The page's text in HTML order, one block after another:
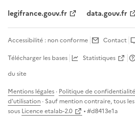
legifrance.gouv.fr
data.gouv.fr
Accessibilité : non conforme Contact
Télécharger les bases
Statistiques
du site
Mentions légales · Politique de confidentialité
d'utilisation · Sauf mention contraire, tous
sous Licence etalab-2.0 • #d8413e1a